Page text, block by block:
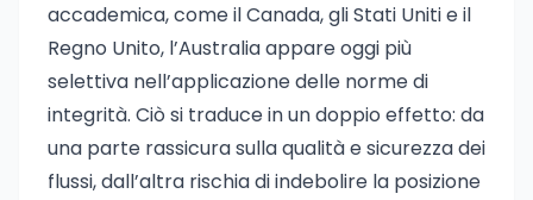
accademica, come il Canada, gli Stati Uniti e il
Regno Unito, l’Australia appare oggi più
selettiva nell’applicazione delle norme di
integrità. Ciò si traduce in un doppio effetto: da
una parte rassicura sulla qualità e sicurezza dei
flussi, dall’altra rischia di indebolire la posizione